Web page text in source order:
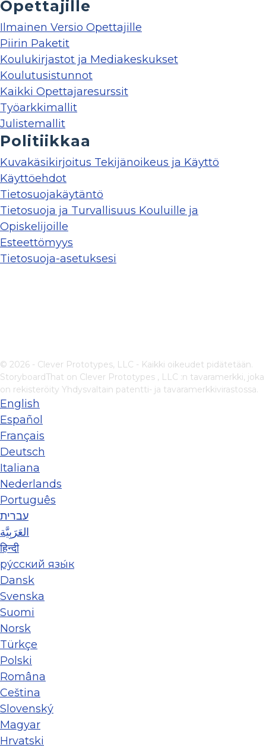
Opettajille
Ilmainen Versio Opettajille
Piirin Paketit
Koulukirjastot ja Mediakeskukset
Koulutusistunnot
Kaikki Opettajaresurssit
Työarkkimallit
Julistemallit
Politiikkaa
Kuvakäsikirjoitus Tekijänoikeus ja Käyttö
Käyttöehdot
Tietosuojakäytäntö
Tietosuoja ja Turvallisuus Kouluille ja
Opiskelijoille
Esteettömyys
Tietosuoja-asetuksesi
© 2026 - Clever Prototypes, LLC - Kaikki oikeudet pidätetään.
StoryboardThat on Clever Prototypes , LLC :n tavaramerkki, joka
on rekisteröity Yhdysvaltain patentti- ja tavaramerkkivirastossa.
English
Español
Français
Deutsch
Italiana
Nederlands
Português
עברית
العَرَبِيَّة
हिन्दी
ру́сский язы́к
Dansk
Svenska
Suomi
Norsk
Türkçe
Polski
Româna
Ceština
Slovenský
Magyar
Hrvatski